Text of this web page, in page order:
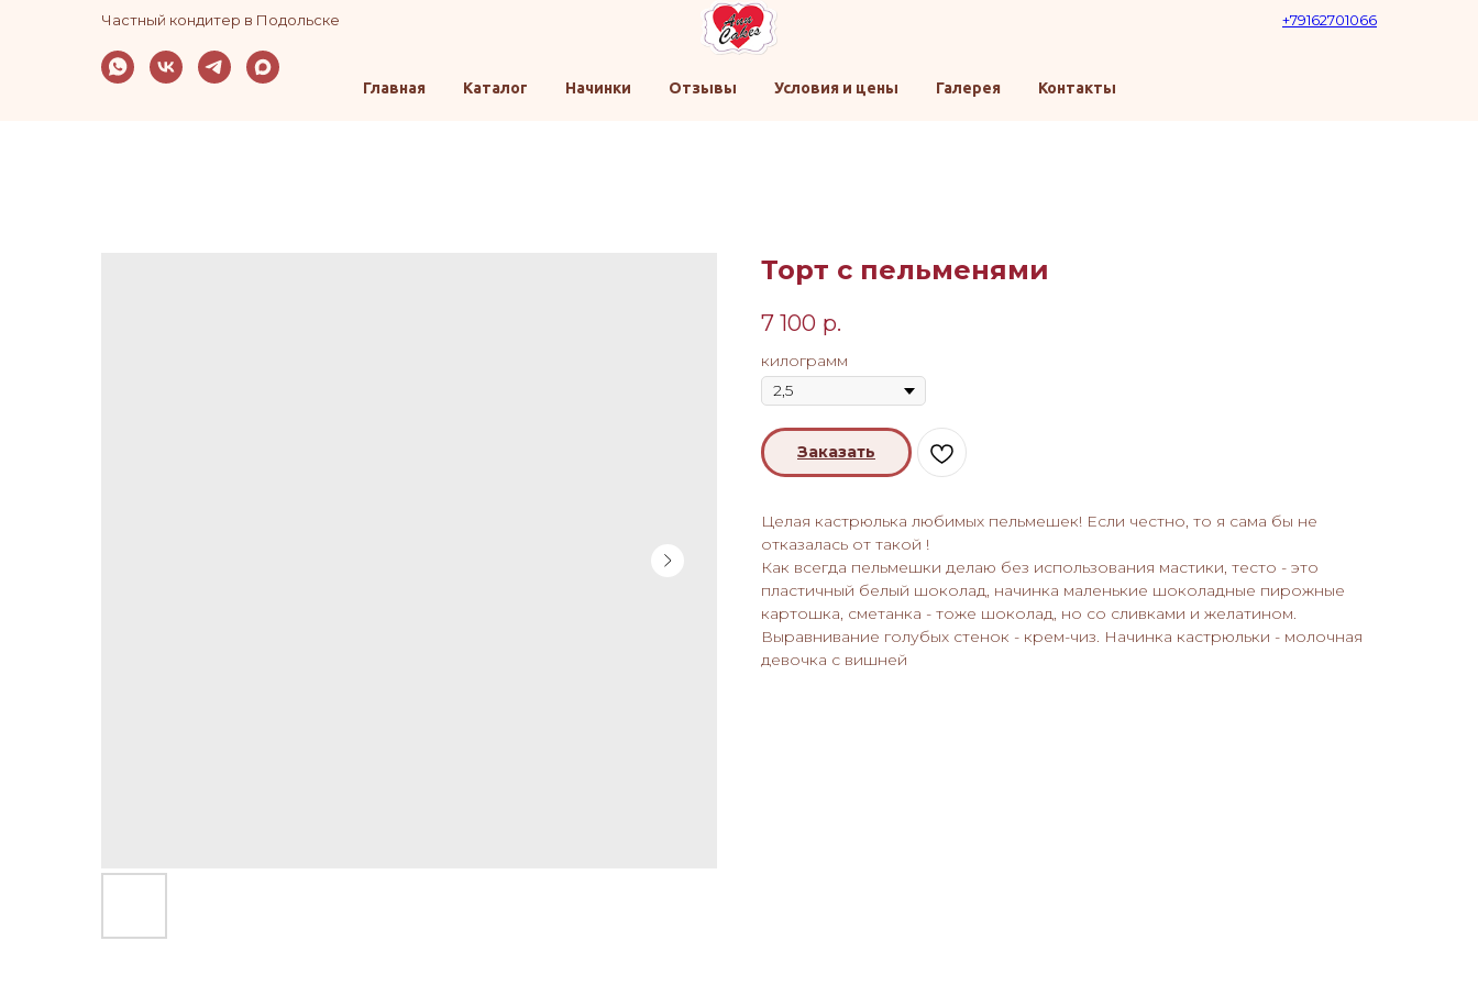
Частный кондитер в Подольске +79162701066
Главная Каталог Начинки Отзывы Условия и цены Галерея Контакты
Торт с пельменями
7 100 р.
килограмм
Заказать
Целая кастрюлька любимых пельмешек! Если честно, то я сама бы не
отказалась от такой !
Как всегда пельмешки делаю без использования мастики, тесто - это
пластичный белый шоколад, начинка маленькие шоколадные пирожные
картошка, сметанка - тоже шоколад, но со сливками и желатином.
Выравнивание голубых стенок - крем-чиз. Начинка кастрюльки - молочная
девочка с вишней